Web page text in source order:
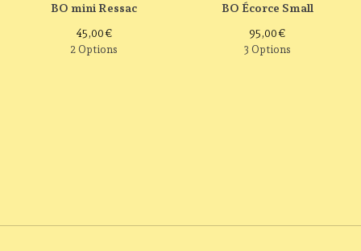
BO mini Ressac
45,00€
2 Options
BO Écorce Small
95,00€
3 Options